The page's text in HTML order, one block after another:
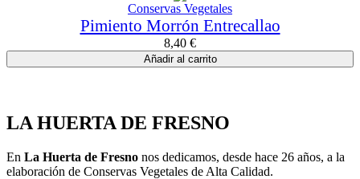
Conservas Vegetales
Pimiento Morrón Entrecallao
8,40 €
Añadir al carrito
LA HUERTA DE FRESNO
En La Huerta de Fresno nos dedicamos, desde hace 26 años, a la
elaboración de Conservas Vegetales de Alta Calidad.